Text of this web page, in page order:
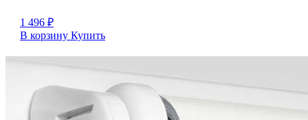
1 496 ₽
В корзину Купить